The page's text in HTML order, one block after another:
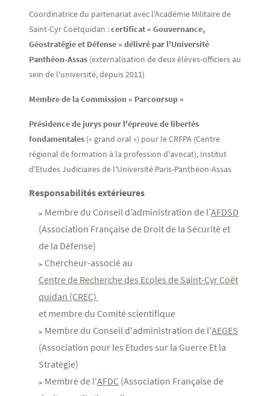
Coordinatrice du partenariat avec l'Académie Militaire de
Saint-Cyr Coëtquidan :certificat « Gouvernance,
Géostratégie et Défense » délivré par l'Université
Panthéon-Assas (externalisation de deux élèves-officiers au
sein de l'université, depuis 2011)
Membre de la Commission « Parcoursup »
Présidence de jurys pour l'épreuve de libertés
fondamentales (« grand oral ») pour le CRFPA (Centre
régional de formation à la profession d'avocat), Institut
d'Etudes Judiciaires de l'Université Paris-Panthéon-Assas
Responsabilités extérieures
Membre du Conseil d’administration de l’AFDSD
(Association Française de Droit de la Sécurité et
de la Défense)
Chercheur-associé au
Centre de Recherche des Ecoles de Saint-Cyr Coët
quidan (CREC)
et membre du Comité scientifique
Membre du Conseil d'administration de l'AEGES
(Association pour les Etudes sur la Guerre Et la
Stratégie)
Membre de l'AFDC (Association Française de